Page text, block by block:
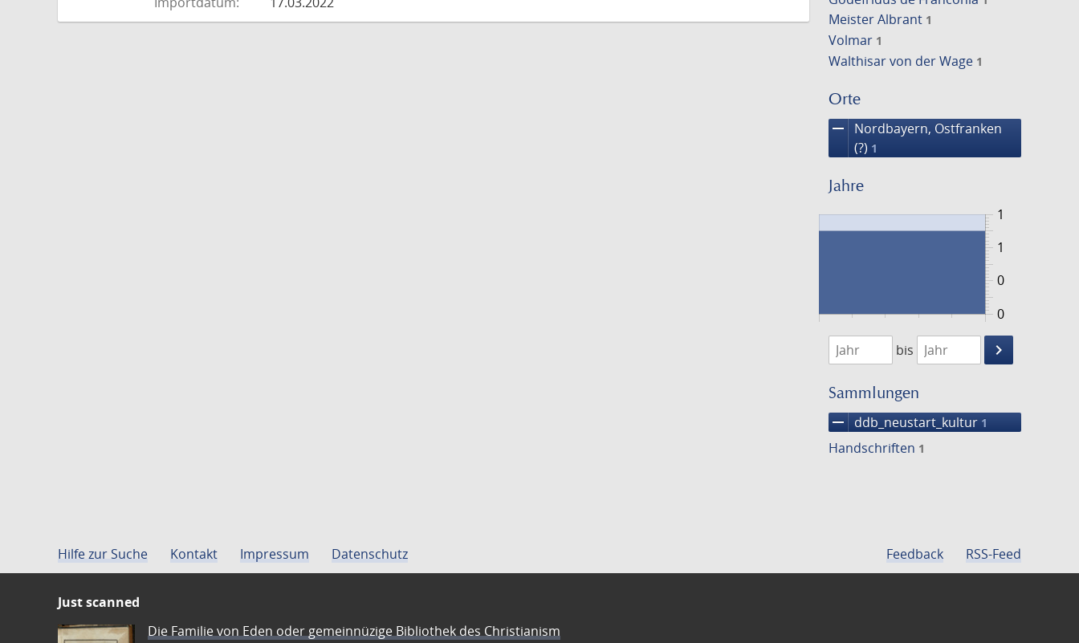
Meister Albrant 1
Volmar 1
Walthisar von der Wage 1
Orte
remove
Nordbayern, Ostfranken
(?) 1
Jahre
0
1
0
1
1474
1475
bis
keyboard_arrow_right
Suche
Sammlungen
remove ddb_neustart_kultur 1
Handschriften 1
Hilfe zur Suche Kontakt Impressum Datenschutz Feedback RSS-Feed
Just scanned
Die Familie von Eden oder gemeinnüzige Bibliothek des Christianism